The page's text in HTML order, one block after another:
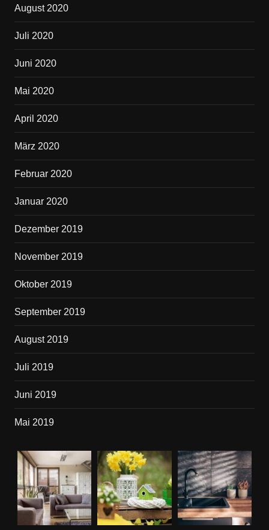
August 2020
Juli 2020
Juni 2020
Mai 2020
April 2020
März 2020
Februar 2020
Januar 2020
Dezember 2019
November 2019
Oktober 2019
September 2019
August 2019
Juli 2019
Juni 2019
Mai 2019